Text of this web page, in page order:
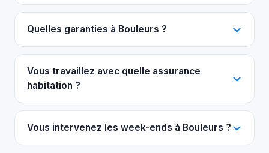
Quelles garanties à Bouleurs ?
Vous travaillez avec quelle assurance
habitation ?
Vous intervenez les week-ends à Bouleurs ?